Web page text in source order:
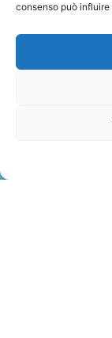
consenso può